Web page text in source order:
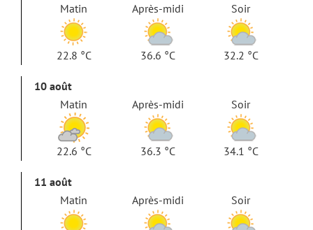
Matin
22.8 °C
Après-midi
36.6 °C
Soir
32.2 °C
10 août
Matin
22.6 °C
Après-midi
36.3 °C
Soir
34.1 °C
11 août
Matin
Après-midi Soir